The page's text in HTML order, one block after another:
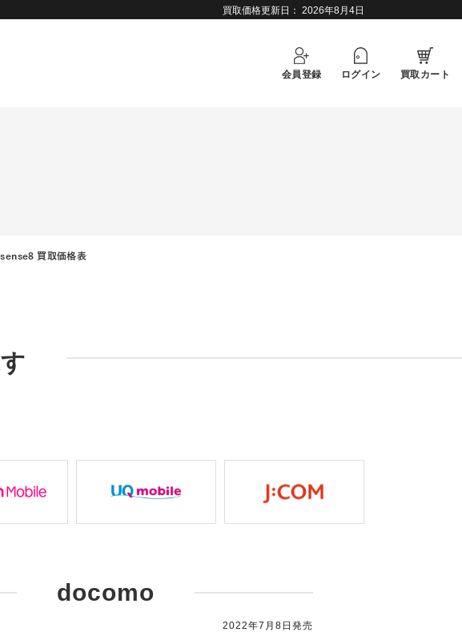
買取価格更新日： 2026年8月4日
会員登録 ログイン 買取カート
買取価格表
docomo
2022年7月8日発売